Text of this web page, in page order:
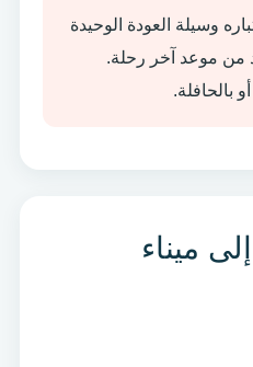
وسيلة العودة الوحيدة
من موعد آخر رحلة.
بالحافلة.
ميناء